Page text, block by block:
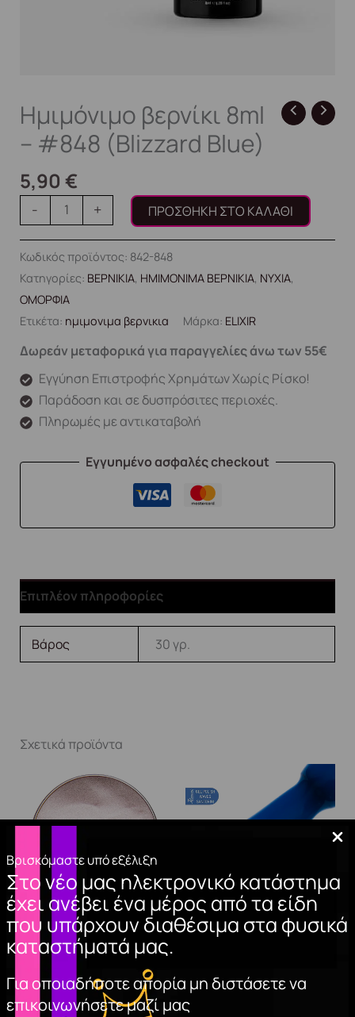
Βρισκόμαστε υπό εξέλιξη
Στο νέο μας ηλεκτρονικό κατάστημα
έχει ανέβει ένα μέρος από τα είδη
που υπάρχουν διαθέσιμα στα φυσικά
καταστήματά μας.
Για οποιαδήποτε απορία μη διστάσετε να
επικοινωνήσετε μαζί μας
Ημιμόνιμο βερνίκι 8ml
– #848 (Blizzard Blue)
5,90 €
- + ΠΡΟΣΘΉΚΗ ΣΤΟ ΚΑΛΆΘΙ
Κωδικός προϊόντος: 842-848
Κατηγορίες: ΒΕΡΝΙΚΙΑ, ΗΜΙΜΟΝΙΜΑ ΒΕΡΝΙΚΙΑ, ΝΥΧΙΑ,
ΟΜΟΡΦΙΑ
Ετικέτα: ημιμονιμα βερνικια Μάρκα: ELIXIR
Δωρεάν μεταφορικά για παραγγελίες άνω των 55€
Εγγύηση Επιστροφής Χρημάτων Χωρίς Ρίσκο!
Παράδοση και σε δυσπρόσιτες περιοχές.
Πληρωμές με αντικαταβολή
Εγγυημένο ασφαλές checkout
Επιπλέον πληροφορίες
Βάρος 30 γρ.
Σχετικά προϊόντα
ΑΚΡΥΛΙΚΗ ΣΚΟΝΗ
ΝΥΧΙΩΝ (NATURAL
PINK)
8,50€
GEL POLISH WAVES
10,00€